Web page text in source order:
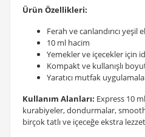
Ürün Özellikleri:
Ferah ve canlandırıcı yeşil
10 ml hacim
Yemekler ve içecekler için
Kompakt ve kullanışlı
Yaratıcı mutfak
Kullanım Alanları: Express 10
kurabiyeler, dondurmalar,
birçok tatlı ve içeceğe ekstra